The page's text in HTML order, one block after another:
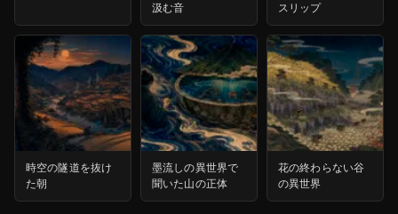
汲む音
スリップ
時空の隧道を抜け
た朝
墨流しの異世界で
聞いた山の正体
花の終わらない谷
の異世界